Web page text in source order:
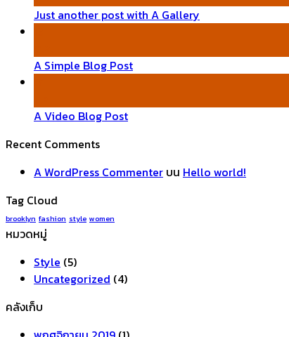
Just another post with A Gallery
A Simple Blog Post
A Video Blog Post
Recent Comments
A WordPress Commenter บน Hello world!
Tag Cloud
brooklyn fashion style women
หมวดหมู่
Style (5)
Uncategorized (4)
คลังเก็บ